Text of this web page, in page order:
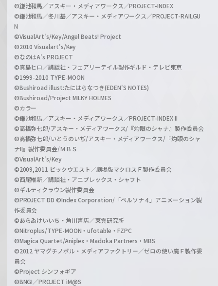
©鎌池和馬／アスキー・メディアワークス／PROJECT-INDEX
©鎌池和馬／冬川基／アスキー・メディアワークス／PROJECT-RAILGU
N
©VisualArt's/Key/Angel Beats! Project
©2010 Visualart's/Key
©なのはA's PROJECT
©真島ヒロ／講談社・フェアリーテイル製作ギルド・テレビ東京
©1999-2010 TYPE-MOON
©Bushiroad illust:たにはらなつき(EDEN'S NOTES)
©Bushiroad/Project MILKY HOLMES
©カラー
©鎌池和馬／アスキー・メディアワークス／PROJECT-INDEX II
©高橋弥七郎/アスキー・メディアワークス/『灼眼のシャナ』製作委員会
©高橋弥七郎/いとうのいぢ/アスキー・メディアワークス/『灼眼のシャ
ナII』製作委員会/ＭＢＳ
©VisualArt's/Key
©2009,2011 ビックウエスト／劇場版マクロスＦ製作委員会
©西尾維新／講談社・アニプレックス・シャフト
©ギルティクラウン製作委員会
©PROJECT DD ©Index Corporation/「ペルソナ４」アニメーション製
作委員会
©あらゐけいいち・角川書店／東雲研究所
©Nitroplus/TYPE-MOON・ufotable・FZPC
©Magica Quartet/Aniplex・Madoka Partners・MBS
©2012 ヤマグチノボル・メディアファクトリー／ゼロの使い魔Ｆ製作委
員会
©Project シンフォギア
©BNGI／PROJECT iM@S